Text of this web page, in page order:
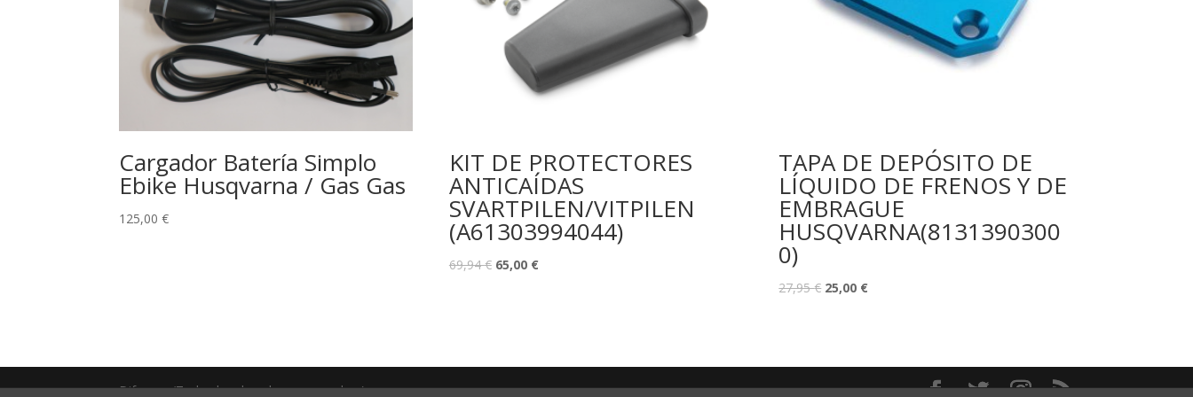
Cargador Batería Simplo
Ebike Husqvarna / Gas Gas
125,00€
KIT DE PROTECTORES
ANTICAÍDAS
SVARTPILEN/VITPILEN
(A61303994044)
69,94€ 65,00 €
TAPA DE DEPÓSITO DE
LÍQUIDO DE FRENOS Y DE
EMBRAGUE
HUSQVARNA(8131390300
0)
27,95€ 25,00 €
Difrenos (Todos los derechos reservados )